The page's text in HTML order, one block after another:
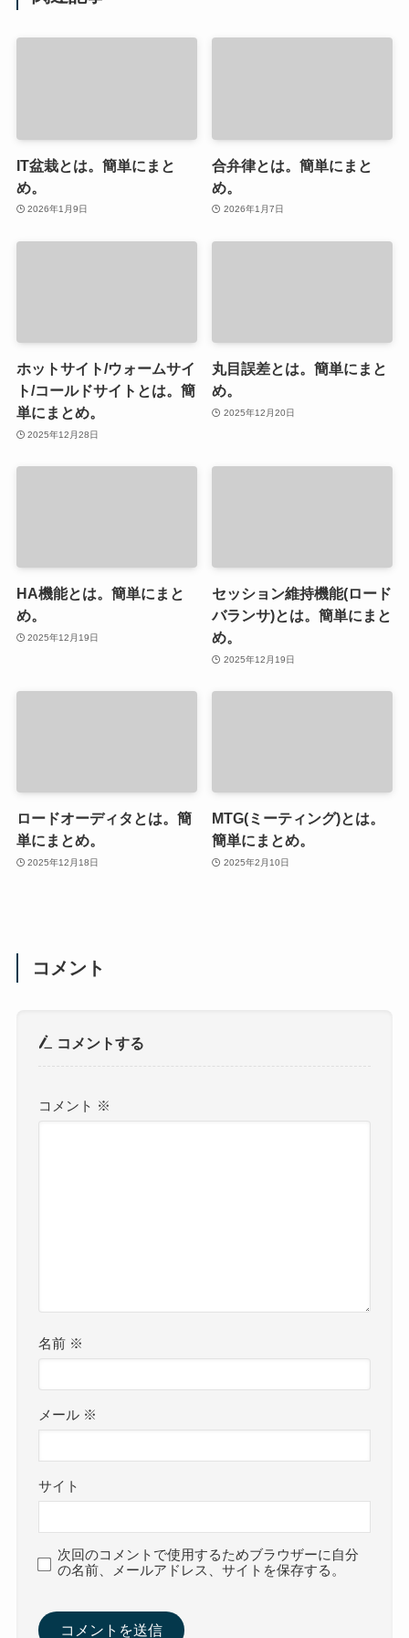
IT盆栽とは。簡単にまと
め。
2026年1月9日
合弁律とは。簡単にまと
め。
2026年1月7日
ホットサイト/ウォームサイ
ト/コールドサイトとは。簡
単にまとめ。
2025年12月28日
丸目誤差とは。簡単にまと
め。
2025年12月20日
HA機能とは。簡単にまと
め。
2025年12月19日
セッション維持機能(ロード
バランサ)とは。簡単にまと
め。
2025年12月19日
ロードオーディタとは。簡
単にまとめ。
2025年12月18日
MTG(ミーティング)とは。
簡単にまとめ。
2025年2月10日
コメント
コメントする
コメント ※
名前 ※
メール ※
サイト
次回のコメントで使用するためブラウザーに自分
の名前、メールアドレス、サイトを保存する。